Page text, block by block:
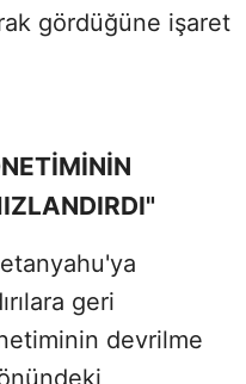
gördüğüne işaret
geri
devrilme